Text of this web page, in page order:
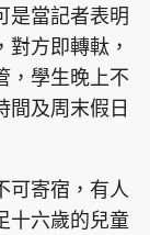
是當記者表明
方即轉軚，
，學生晚上不
間及周末假日
可寄宿，有人
十六歲的兒童